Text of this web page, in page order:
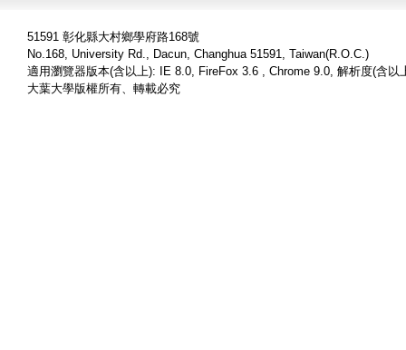
51591 彰化縣大村鄉學府路168號
No.168, University Rd., Dacun, Changhua 51591, Taiwan(R.O.C.)
適用瀏覽器版本(含以上): IE 8.0, FireFox 3.6 , Chrome 9.0, 解析度(含以
大葉大學版權所有、轉載必究